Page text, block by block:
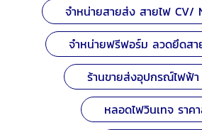
จำหน่ายสายส่ง สายไฟ CV/
จำหน่ายฟรีฟอร์ม ลวดยึดส
ร้านขายส่งอุปกรณ์ไฟฟ้
หลอดไฟวินเทจ ราค